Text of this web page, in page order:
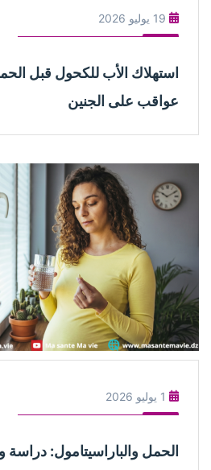
19 يوليو 2026
استهلاك الأب للكحول قبل
عواقب على الجنين
1 يوليو 2026
الحمل والباراسيتامول: